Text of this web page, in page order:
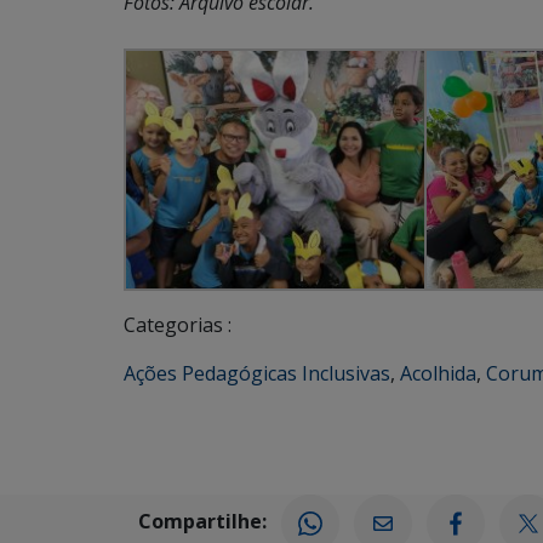
Categorias :
Ações Pedagógicas Inclusivas, Acolhida,
Compartilhe: